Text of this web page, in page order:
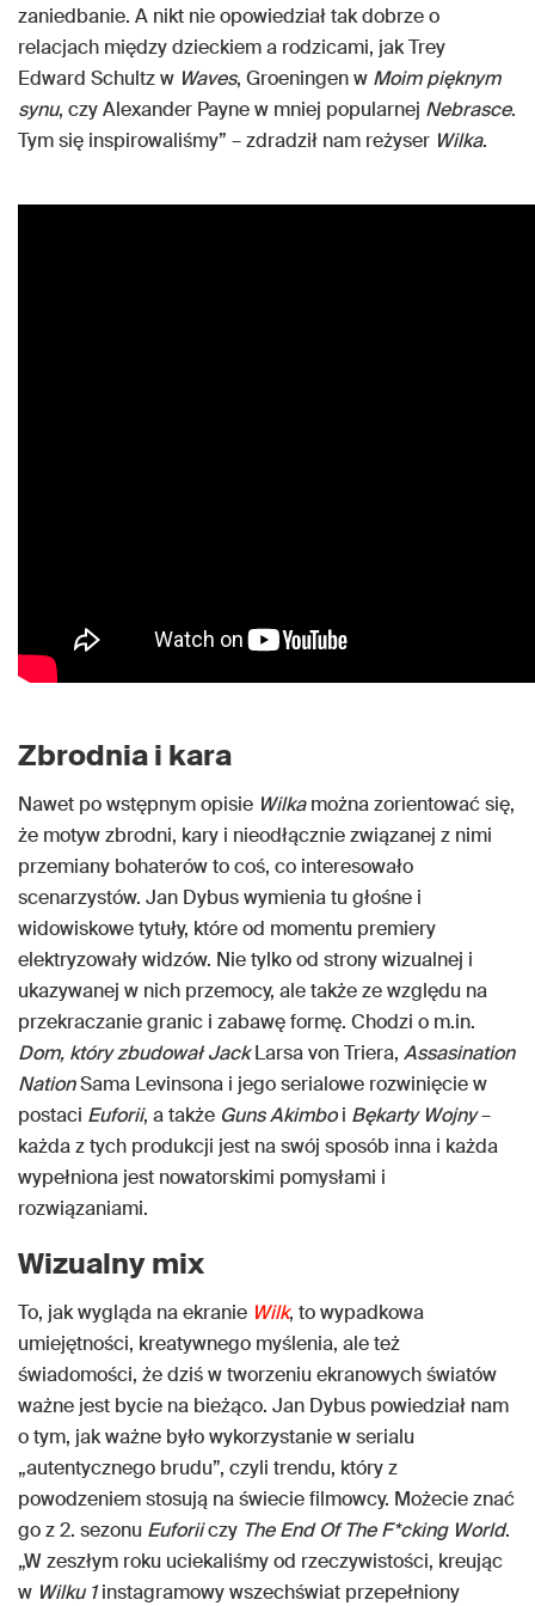
zaniedbanie. A nikt nie opowiedział tak dobrze o
relacjach między dzieckiem a rodzicami, jak Trey
Edward Schultz w Waves, Groeningen w Moim pięknym
synu, czy Alexander Payne w mniej popularnej Nebrasce.
Tym się inspirowaliśmy” – zdradził nam reżyser Wilka.
Zbrodnia i kara
Nawet po wstępnym opisie Wilkamożna zorientować się,
że motyw zbrodni, kary i nieodłącznie związanej z nimi
przemiany bohaterów to coś, co interesowało
scenarzystów. Jan Dybus wymienia tu głośne i
widowiskowe tytuły, które od momentu premiery
elektryzowały widzów. Nie tylko od strony wizualnej i
ukazywanej w nich przemocy, ale także ze względu na
przekraczanie granic i zabawę formę. Chodzi o m.in.
Dom, który zbudował JackLarsa von Triera, Assasination
NationSama Levinsona i jego serialowe rozwinięcie w
postaci Euforii, a także Guns Akimboi Bękarty Wojny–
każda z tych produkcji jest na swój sposób inna i każda
wypełniona jest nowatorskimi pomysłami i
rozwiązaniami.
Wizualny mix
To, jak wygląda na ekranie Wilk, to wypadkowa
umiejętności, kreatywnego myślenia, ale też
świadomości, że dziś w tworzeniu ekranowych światów
ważne jest bycie na bieżąco. Jan Dybus powiedział nam
o tym, jak ważne było wykorzystanie w serialu
„autentycznego brudu”, czyli trendu, który z
powodzeniem stosują na świecie filmowcy. Możecie znać
go z 2. sezonu Euforiiczy The End Of The F*cking World.
„W zeszłym roku uciekaliśmy od rzeczywistości, kreując
w Wilku 1instagramowy wszechświat przepełniony